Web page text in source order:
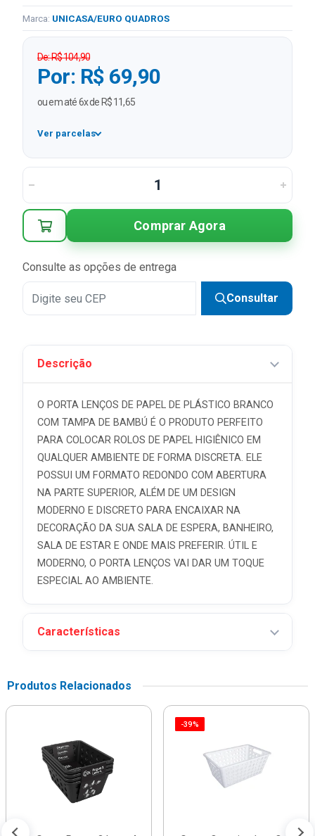
Marca: UNICASA/EURO QUADROS
De: R$ 104,90
Por: R$ 69,90
ou em até 6x de R$ 11,65
Ver parcelas
1x R$ 69,90
3x R$ 23,30 sem juros
4x R$ 17,48 sem juros
5x
Comprar Agora
Consulte as opções de entrega
Consultar
Descrição
O PORTA LENÇOS DE PAPEL DE PLÁSTICO BRANCO
COM TAMPA DE BAMBÚ É O PRODUTO PERFEITO
PARA COLOCAR ROLOS DE PAPEL HIGIÊNICO EM
QUALQUER AMBIENTE DE FORMA DISCRETA. ELE
POSSUI UM FORMATO REDONDO COM ABERTURA
NA PARTE SUPERIOR, ALÉM DE UM DESIGN
MODERNO E DISCRETO PARA ENCAIXAR NA
DECORAÇÃO DA SUA SALA DE ESPERA, BANHEIRO,
SALA DE ESTAR E ONDE MAIS PREFERIR. ÚTIL E
MODERNO, O PORTA LENÇOS VAI DAR UM TOQUE
ESPECIAL AO AMBIENTE.
Características
Produtos Relacionados
-39%